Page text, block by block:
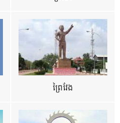
ព្រៃវែង